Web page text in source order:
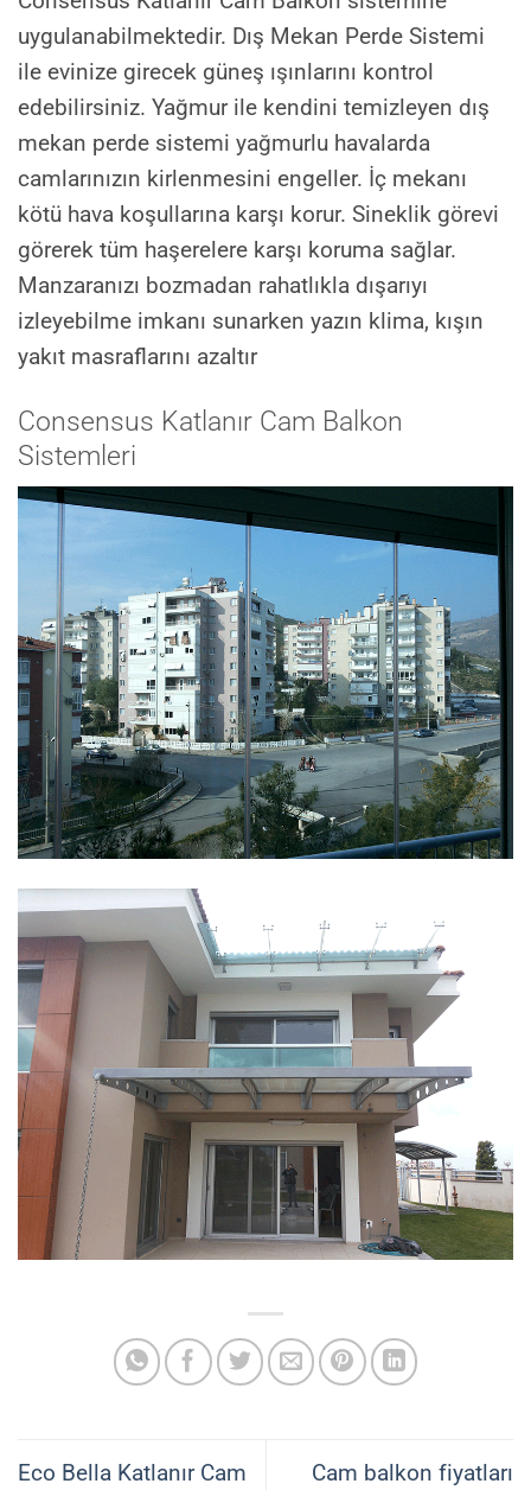
uygulanabilmektedir. Dış Mekan Perde Sistemi
ile evinize girecek güneş ışınlarını kontrol
edebilirsiniz. Yağmur ile kendini temizleyen dış
mekan perde sistemi yağmurlu havalarda
camlarınızın kirlenmesini engeller. İç mekanı
kötü hava koşullarına karşı korur. Sineklik görevi
görerek tüm haşerelere karşı koruma sağlar.
Manzaranızı bozmadan rahatlıkla dışarıyı
izleyebilme imkanı sunarken yazın klima, kışın
yakıt masraflarını azaltır
Consensus Katlanır Cam Balkon
Sistemleri
Eco Bella Katlanır Cam Cam balkon fiyatları